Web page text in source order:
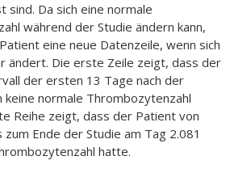
sind. Da sich eine normale
während der Studie ändern kann,
eine neue Datenzeile, wenn sich
ändert. Die erste Zeile zeigt, dass der
der ersten 13 Tage nach der
keine normale Thrombozytenzahl
Reihe zeigt, dass der Patient von
zum Ende der Studie am Tag 2.081
hatte.